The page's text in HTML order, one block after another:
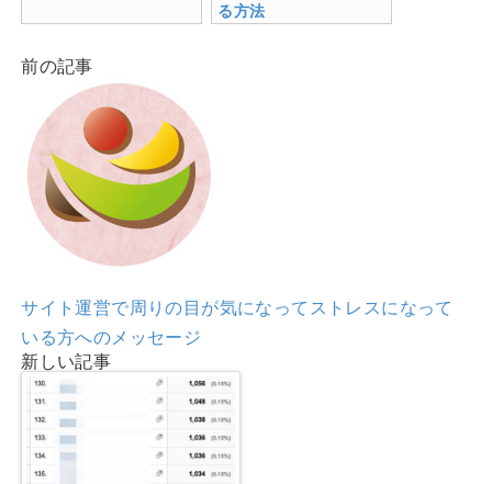
る方法
前の記事
サイト運営で周りの目が気になってストレスになって
いる方へのメッセージ
新しい記事